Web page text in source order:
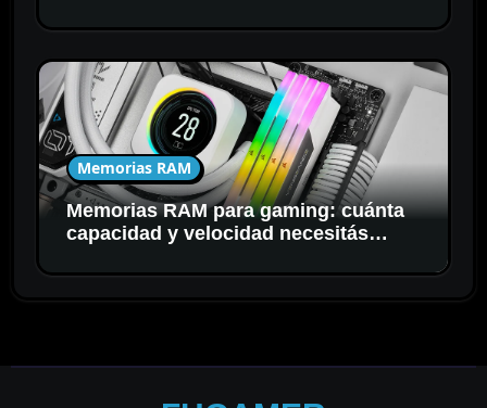
Memorias RAM
Memorias RAM para gaming: cuánta
capacidad y velocidad necesitás